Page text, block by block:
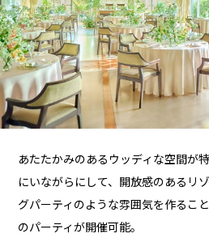
あたたかみのあるウッディな空間が
にいながらにして、開放感のあるリ
グパーティのような雰囲気を作るこ
のパーティが開催可能。